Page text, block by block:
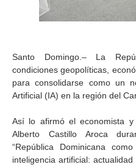
Santo Domingo.– La
condiciones geopolíticas,
para consolidarse como un
Artificial (IA) en la región del
Así lo afirmó el economista
Alberto Castillo Aroca
“República Dominicana
inteligencia artificial: